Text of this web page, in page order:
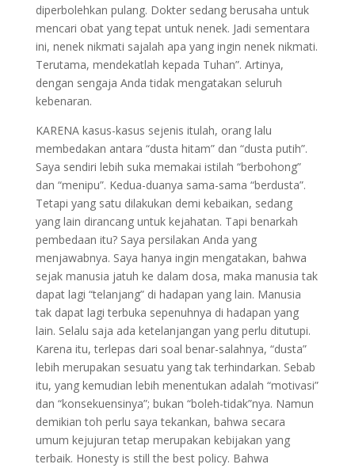
diperbolehkan pulang. Dokter sedang berusaha untuk
mencari obat yang tepat untuk nenek. Jadi sementara
ini, nenek nikmati sajalah apa yang ingin nenek nikmati.
Terutama, mendekatlah kepada Tuhan”. Artinya,
dengan sengaja Anda tidak mengatakan seluruh
kebenaran.
KARENA kasus-kasus sejenis itulah, orang lalu
membedakan antara “dusta hitam” dan “dusta putih”.
Saya sendiri lebih suka memakai istilah “berbohong”
dan “menipu”. Kedua-duanya sama-sama “berdusta”.
Tetapi yang satu dilakukan demi kebaikan, sedang
yang lain dirancang untuk kejahatan. Tapi benarkah
pembedaan itu? Saya persilakan Anda yang
menjawabnya. Saya hanya ingin mengatakan, bahwa
sejak manusia jatuh ke dalam dosa, maka manusia tak
dapat lagi “telanjang” di hadapan yang lain. Manusia
tak dapat lagi terbuka sepenuhnya di hadapan yang
lain. Selalu saja ada ketelanjangan yang perlu ditutupi.
Karena itu, terlepas dari soal benar-salahnya, “dusta”
lebih merupakan sesuatu yang tak terhindarkan. Sebab
itu, yang kemudian lebih menentukan adalah “motivasi”
dan “konsekuensinya”; bukan “boleh-tidak”nya. Namun
demikian toh perlu saya tekankan, bahwa secara
umum kejujuran tetap merupakan kebijakan yang
terbaik. Honesty is still the best policy. Bahwa